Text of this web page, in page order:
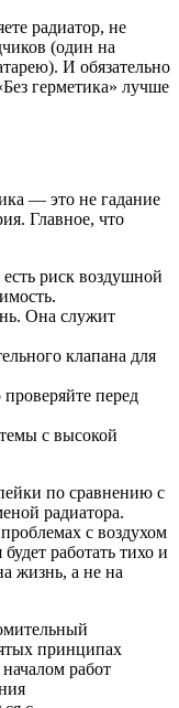
радиатор, не
(один на
И обязательно
герметика» лучше
— это не гадание
Главное, что
риск воздушной
Она служит
клапана для
перед
с высокой
по сравнению с
радиатора.
с воздухом
работать тихо и
жизнь, а не на
принципах
работ